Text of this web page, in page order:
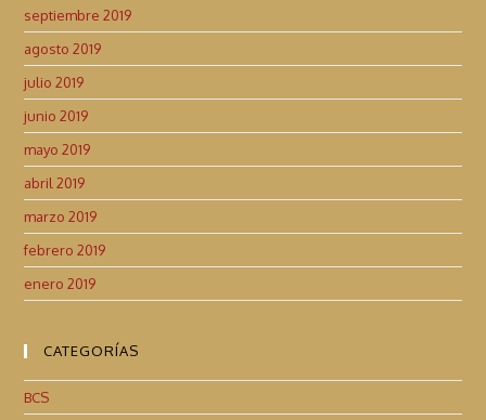
septiembre 2019
agosto 2019
julio 2019
junio 2019
mayo 2019
abril 2019
marzo 2019
febrero 2019
enero 2019
CATEGORÍAS
BCS